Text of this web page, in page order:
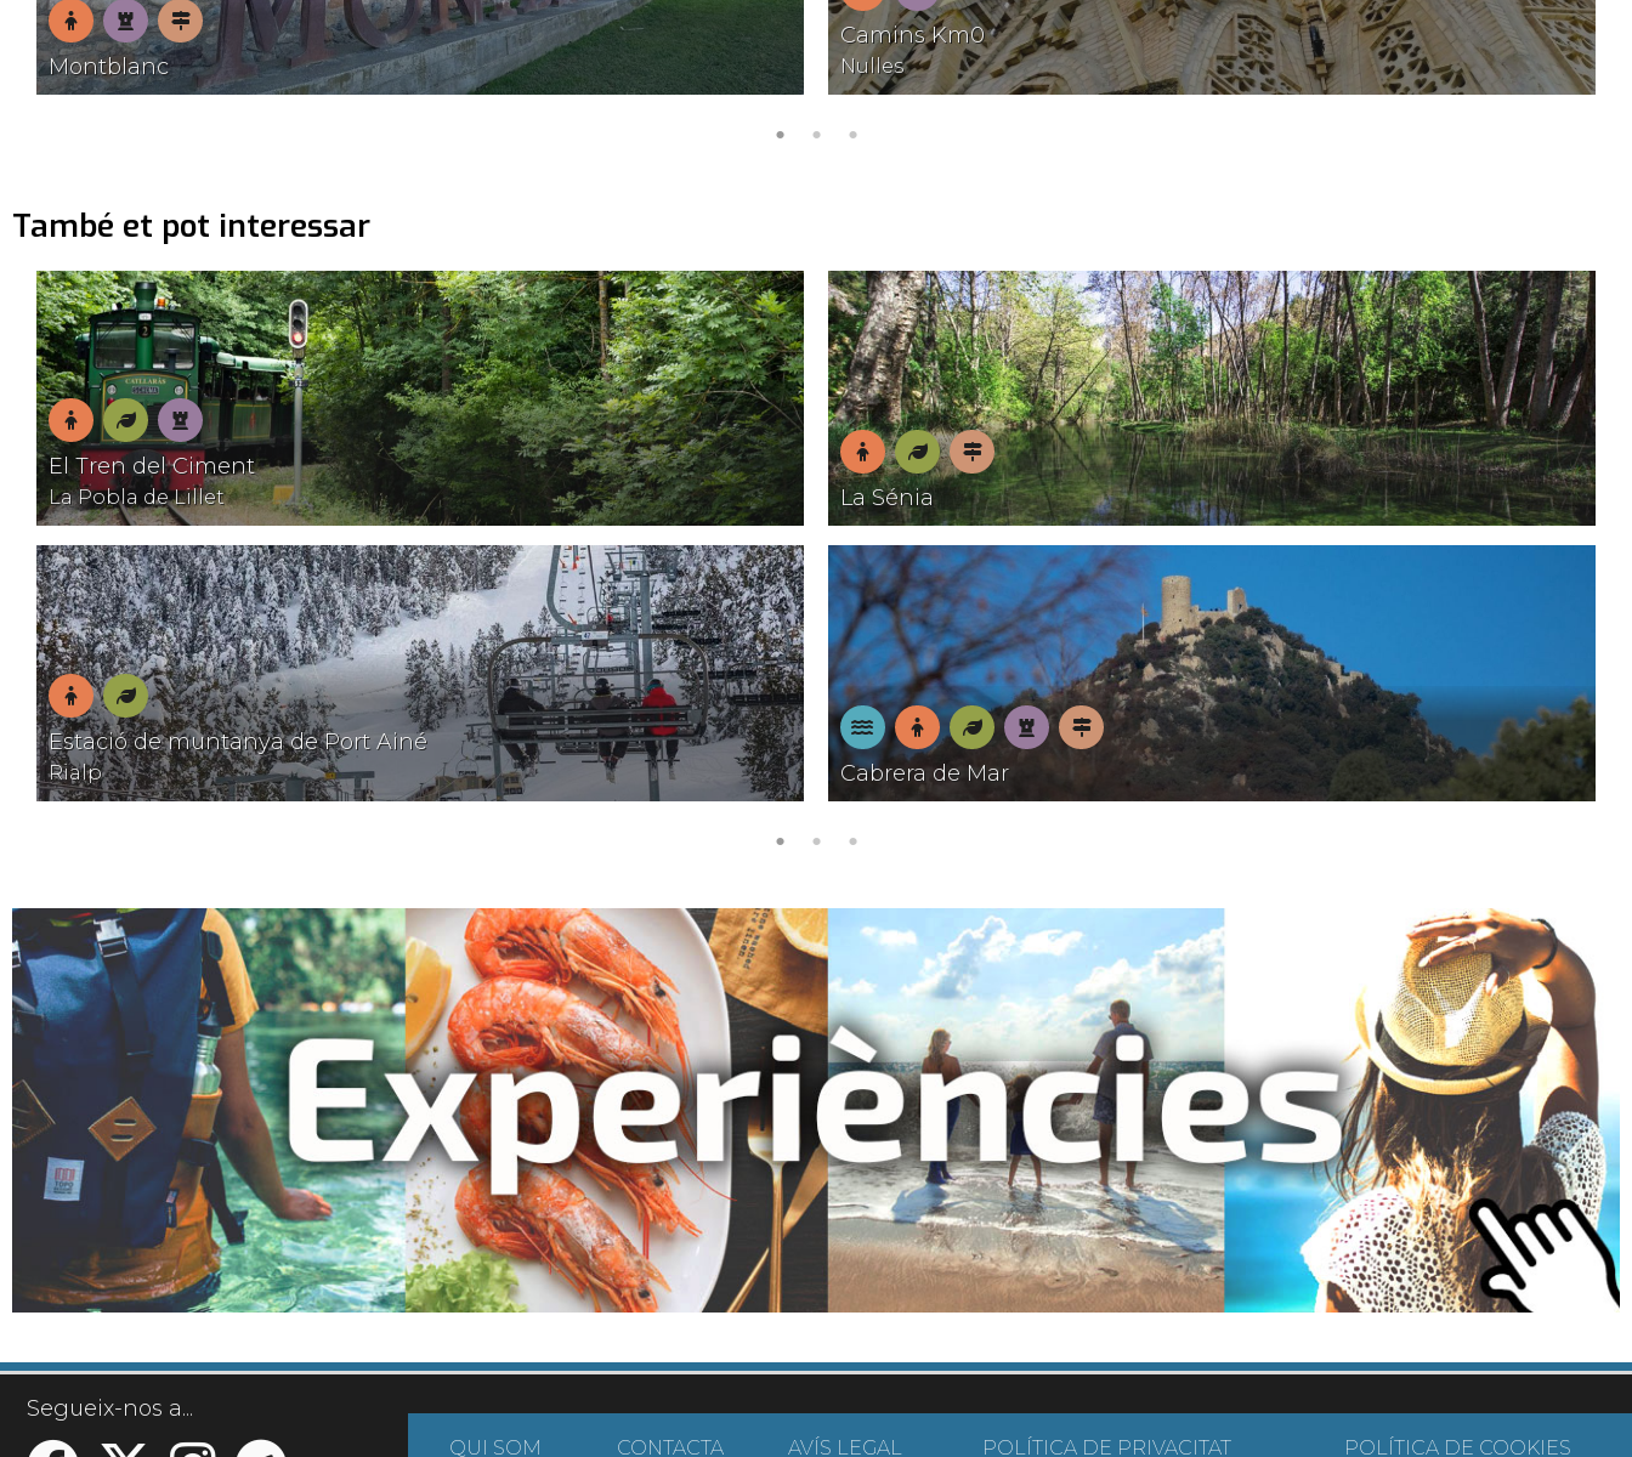
En
família
Patrimoni
Pobles
amb
Montblanc
En
família
Patrimoni
Camins Km0
Nulles
També et pot interessar
En
família
NaturaPatrimoni
El Tren del Ciment
La Pobla de Lillet
En
família
Natura
Estació de muntanya de Port Ainé
Rialp
En
família
NaturaPobles
amb
encant
La Sénia
A
En
família
Natura
Pobles
Cabrera de Mar
Segueix-nos a...
QUI SOM CONTACTA AVÍS LEGAL POLÍTICA DE PRIVACITAT POLÍTICA DE COOKIES